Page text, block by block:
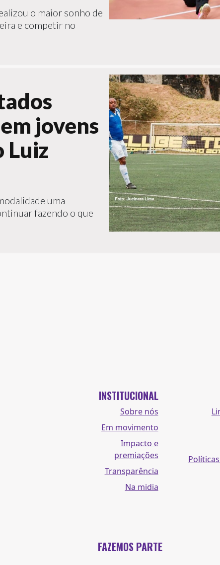
o maior sonho de
e competir no
jovens
Luiz
uma
fazendo o que
INSTITUCIONAL
Sobre nós
Em movimento
Impacto e
premiações
Transparência
Na midia
FAZEMOS PARTE